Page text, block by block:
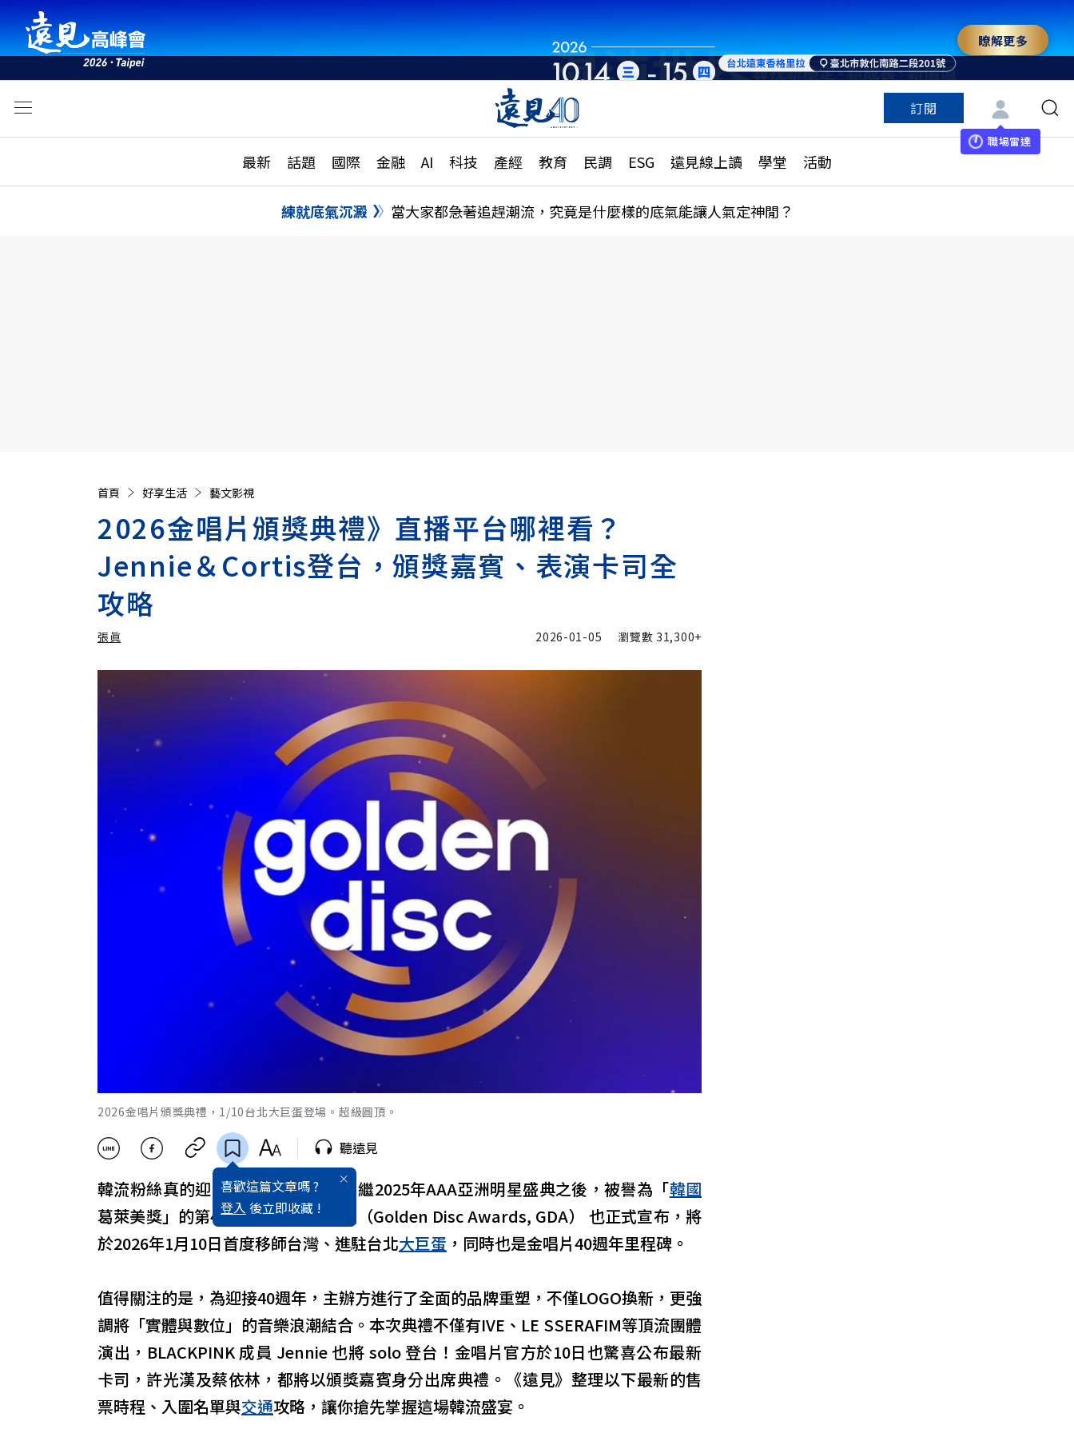
瞭解更多
訂閱
職場雷達
最新 話題 國際 金融 AI 科技 產經 教育 民調 ESG 遠見線上讀 學堂 活動
活動
話題
國際
特輯
大學升學、職涯攻略
縣市施政調查全解析
民調
更多訂閱方案
特色頻道
練就底氣沉澱 當大家都急著追趕潮流，究竟是什麼樣的底氣能讓人氣定神閒？
首頁 好享生活 藝文影視
2026金唱片頒獎典禮》直播平台哪裡看？
Jennie＆Cortis登台，頒獎嘉賓、表演卡司全
攻略
張眞
加入追蹤
2026-01-05 瀏覽數 31,300+
2026金唱片頒獎典禮，1/10台北大巨蛋登場。超級圓頂。
喜歡這篇文章嗎 ?
登入 後立即收藏 !
聽遠見
韓流粉絲真的迎來「追星黃金年」。繼2025年AAA亞洲明星盛典之後，被譽為「韓國
葛萊美獎」的第40屆金唱片頒獎典禮（Golden Disc Awards, GDA） 也正式宣布，將
於2026年1月10日首度移師台灣、進駐台北大巨蛋 ，同時也是金唱片40週年里程碑。
值得關注的是，為迎接40週年，主辦方進行了全面的品牌重塑，不僅LOGO換新，更強
調將「實體與數位」的音樂浪潮結合。本次典禮不僅有IVE、LE SSERAFIM等頂流團體
演出，BLACKPINK 成員 Jennie 也將 solo 登台！金唱片官方於10日也驚喜公布最新
卡司，許光漢及蔡依林，都將以頒獎嘉賓身分出席典禮。《遠見》整理以下最新的售
票時程、入圍名單與交通攻略，讓你搶先掌握這場韓流盛宴。